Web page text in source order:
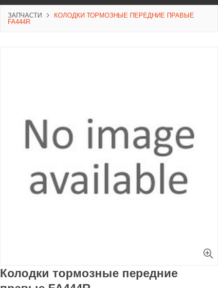
ЗАПЧАСТИ
КОЛОДКИ ТОРМОЗНЫЕ ПЕРЕДНИЕ ПРАВЫЕ
FA444R
Колодки тормозные передние